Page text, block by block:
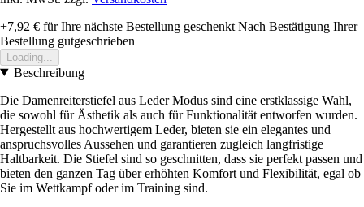
+7,92 € für Ihre nächste Bestellung geschenkt Nach Bestätigung Ihrer
Bestellung gutgeschrieben
Loading...
Beschreibung
Die Damenreiterstiefel aus Leder Modus sind eine erstklassige Wahl,
die sowohl für Ästhetik als auch für Funktionalität entworfen wurden.
Hergestellt aus hochwertigem Leder, bieten sie ein elegantes und
anspruchsvolles Aussehen und garantieren zugleich langfristige
Haltbarkeit. Die Stiefel sind so geschnitten, dass sie perfekt passen und
bieten den ganzen Tag über erhöhten Komfort und Flexibilität, egal ob
Sie im Wettkampf oder im Training sind.